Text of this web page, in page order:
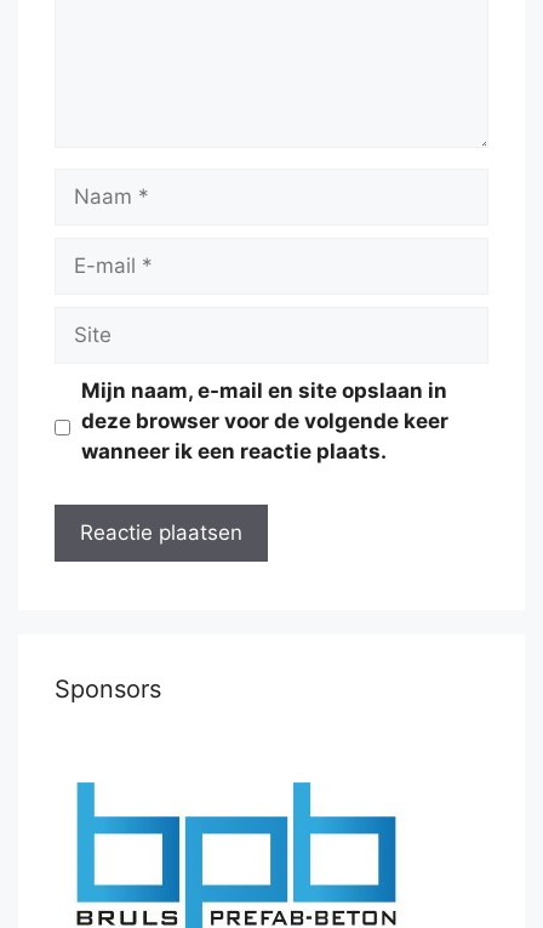
Naam
Site
Mijn naam, e-mail en site opslaan in
deze browser voor de volgende keer
wanneer ik een reactie plaats.
Sponsors